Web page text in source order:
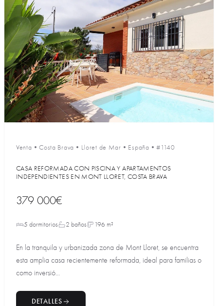
Venta •Costa Brava • Lloret de Mar • España •#1140
CASA REFORMADA CON PISCINA Y APARTAMENTOS
INDEPENDIENTES EN MONT LLORET, COSTA BRAVA
379 000€
5 dormitorios 2 baños 196 m²
En la tranquila y urbanizada zona de Mont Lloret, se encuentra
esta amplia casa recientemente reformada, ideal para familias o
como inversió...
DETALLES